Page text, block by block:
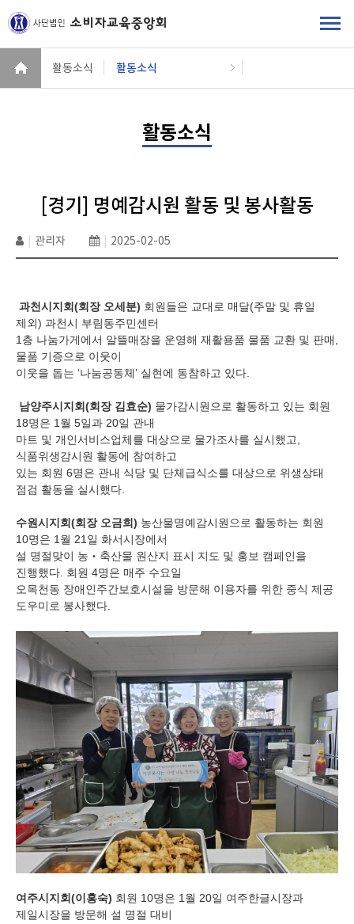
활동소식 활동소식
활동소식
[경기] 명예감시원 활동 및 봉사활동
관리자 2025-02-05
과천시지회(회장 오세분) 회원들은 교대로 매달(주말 및 휴일
제외) 과천시 부림동주민센터
1 층 나눔가게에서 알뜰매장을 운영해 재활용품 물품 교환 및 판매
물품 기증으로 이웃이
이웃을 돕는 ‘나눔공동체’ 실현에 동참하고 있다
남양주시지회(회장 김효순) 물가감시원으로 활동하고 있는 회원
18명은 1 월 5일과 20일 관내
마트 및 개인서비스업체를 대상으로 물가조사를 실시했고
식품위생감시원 활동에 참여하고
있는 회원 6명은 관내 식당 및 단체급식소를 대상으로 위생상태
점검 활동을 실시했다
수원시지회(회장 오금희) 농산물명예감시원으로 활동하는 회원
10명은 1 월 21 일 화서시장에서
설 명절맞이 농 ‧ 축산물 원산지 표시 지도 및 홍보 캠페인을
진행했다 회원 4명은 매주 수요일
오목천동 장애인주간보호시설을 방문해 이용자를 위한 중식 제공
도우미로 봉사했다
여주시지회(이홍숙) 회원 10명은 1 월 20일 여주한글시장과
제일시장을 방문해 설 명절 대비